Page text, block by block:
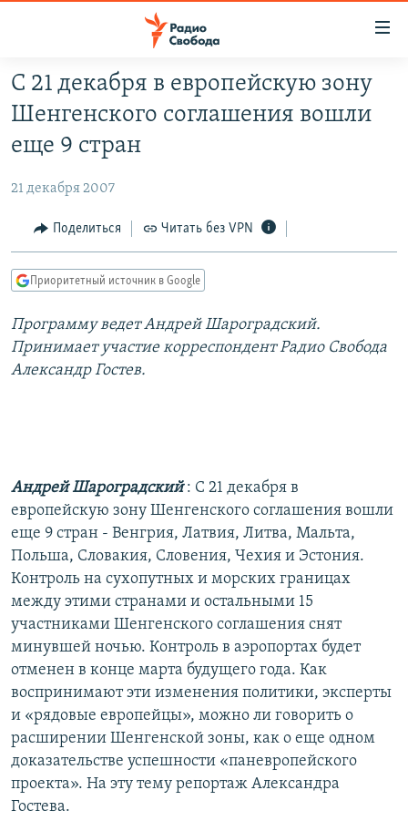
упрощенного
доступа
Вернуться
основному
Вернутся
главной
навигации
Вернутся
поиску
ПРОГРАММЫ
АВТОРСКИЕ ПРОЕКТЫ
ЦИТАТЫ СВОБОДЫ
МНЕНИЯ
IDEL.РЕАЛИИ
КАВКАЗ.РЕАЛИИ
СЕВЕР.РЕАЛИИ
СОЦИАЛЬНЫЕ СЕТИ
Все сайты РСЕ/РС
С 21 декабря в европейскую зону
Шенгенского соглашения вошли
еще 9 стран
21 декабря 2007
Поделиться Читать без VPN
Приоритетный источник в Google
Программу ведет Андрей Шароградский.
Принимает участие корреспондент Радио Свобода
Александр Гостев.
Андрей Шароградский: С 21 декабря в
европейскую зону Шенгенского соглашения вошли
еще 9 стран - Венгрия, Латвия, Литва, Мальта,
Польша, Словакия, Словения, Чехия и Эстония.
Контроль на сухопутных и морских границах
между этими странами и остальными 15
участниками Шенгенского соглашения снят
минувшей ночью. Контроль в аэропортах будет
отменен в конце марта будущего года. Как
воспринимают эти изменения политики, эксперты
и «рядовые европейцы», можно ли говорить о
расширении Шенгенской зоны, как о еще одном
доказательстве успешности «паневропейского
проекта». На эту тему репортаж Александра
Гостева.